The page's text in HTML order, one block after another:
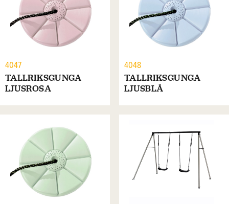
4047
TALLRIKSGUNGA
LJUSROSA
4048
TALLRIKSGUNGA
LJUSBLÅ